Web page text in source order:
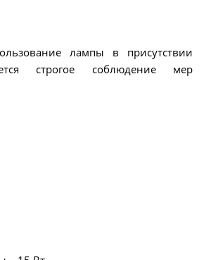
лампы в присутствии
строгое соблюдение мер